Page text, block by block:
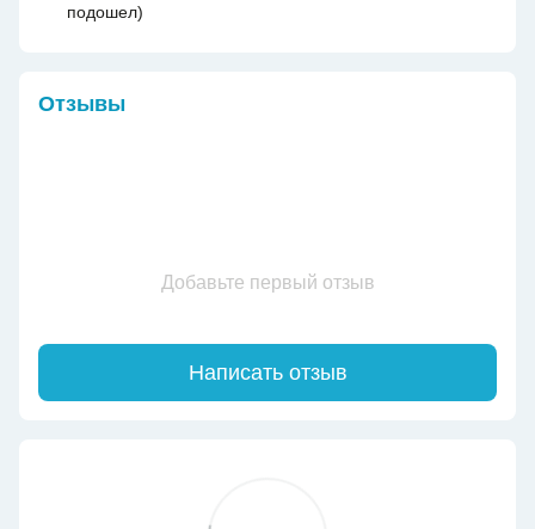
подошел)
Отзывы
Добавьте первый отзыв
Написать отзыв